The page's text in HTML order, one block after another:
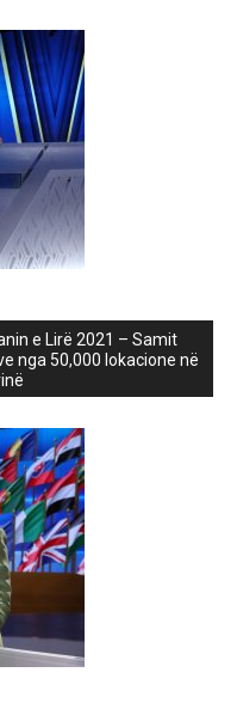
e Lirë 2021 – Samit
nga 50,000 lokacione në